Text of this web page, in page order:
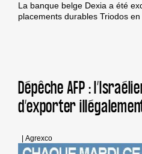
La banque belge Dexia a été
placements durables Triodos
Dépêche AFP :
d’exporter
|Agrexco